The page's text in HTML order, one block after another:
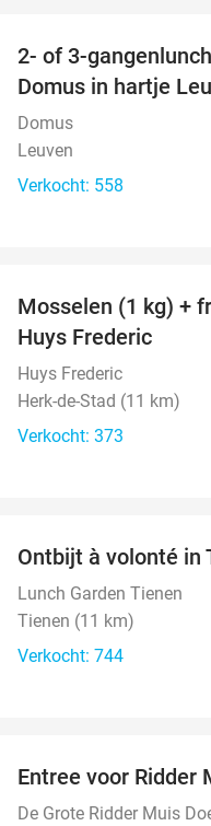
2- of 3-
Domus in hartje
Domus
Leuven
Verkocht: 558
Mosselen (1 kg) +
Huys Frederic
Huys Frederic
Herk-de-Stad (11 km)
Verkocht: 373
Ontbijt à volonté in
Lunch Garden Tienen
Tienen (11 km)
Verkocht: 744
Entree voor Ridder
De Grote Ridder Muis